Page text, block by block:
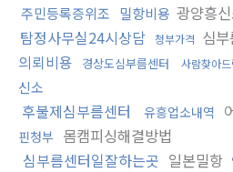
주민등록증위조 밀항비용 광양흥
탐정사무실24시상담
청부가격 심
의뢰비용
경상도심부름센터 사람찾아
신소
후불제심부름센터 유흥업소내역
핀청부 몸캠피싱해결방법
심부름센터일잘하는곳 일본밀항